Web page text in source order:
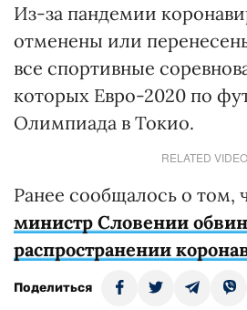
Из-за пандемии
отменены или
все спортивные
которых Евро-2020 по
Олимпиада в Токио.
RELATED VIDEO
Ранее сообщалось о том,
министр Словении
распространении
Поделиться